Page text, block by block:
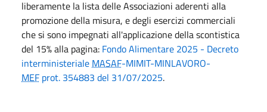
liberamente la lista delle Associazioni aderenti alla
promozione della misura, e degli esercizi commerciali
che si sono impegnati all'applicazione della scontistica
del 15% alla pagina: Fondo Alimentare 2025 - Decreto
interministeriale MASAF-MIMIT-MINLAVORO-
MEF prot. 354883 del 31/07/2025.